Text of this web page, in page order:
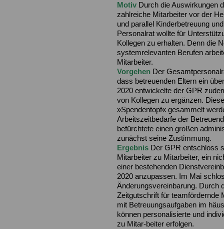
Motiv Durch die Auswirkungen
zahlreiche Mitarbeiter vor der
und parallel Kinderbetreuung
Personalrat wollte für
Kollegen zu erhalten. Denn die
systemrelevanten Berufen
Mitarbeiter.
Vorgehen Der
dass betreuenden Eltern ein
2020 entwickelte der GPR
von Kollegen zu ergänzen.
»Spendentopf« gesammelt
Arbeitszeitbedarfe der
befürchtete einen großen
zunächst seine Zustimmung.
Ergebnis Der GPR entschloss
Mitarbeiter zu Mitarbeiter, ein
einer bestehenden
2020 anzupassen. Im Mai
Änderungsvereinbarung. Durch
Zeitgutschrift für teamfördernde
mit Betreuungsaufgaben im
können personalisierte und
zu Mitar-beiter erfolgen.